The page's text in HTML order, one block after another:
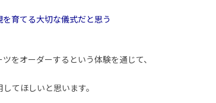
育てる大切な儀式だと思う
をオーダーするという体験を通じて、
てほしいと思います。